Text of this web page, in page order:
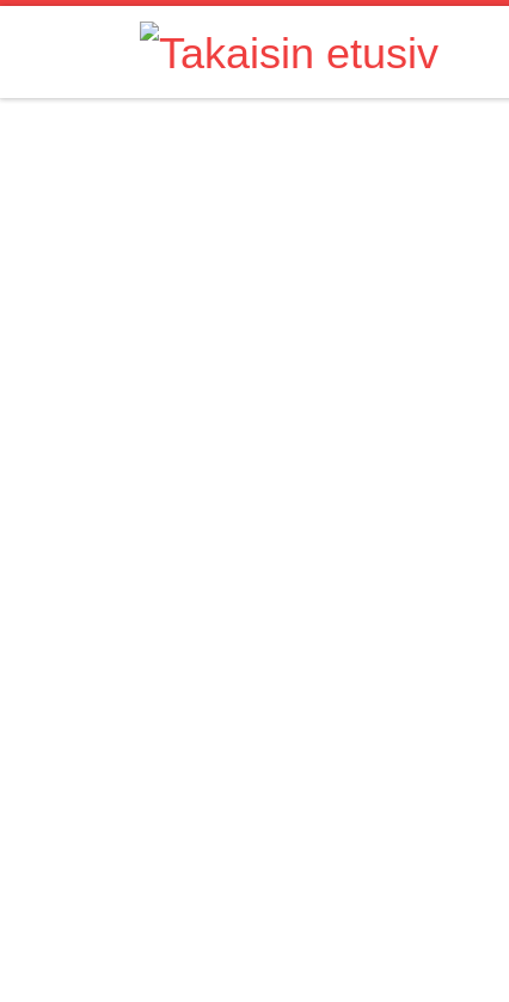
Skip to content